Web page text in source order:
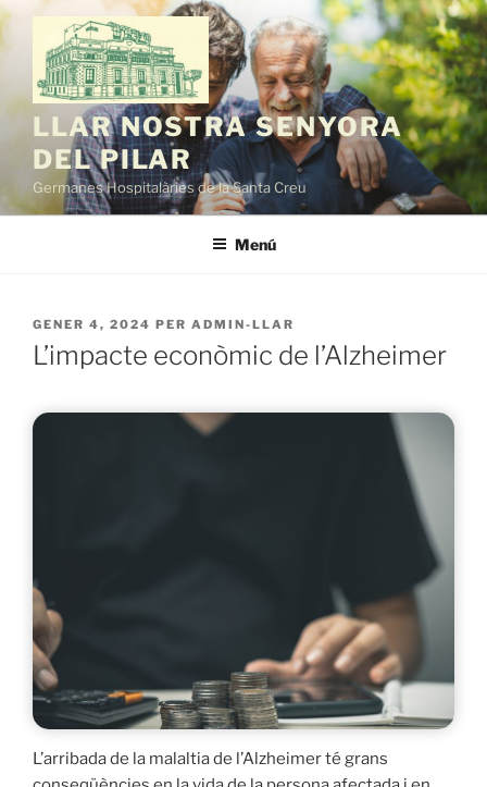
Vés
contingut
LLAR NOSTRA SENYORA
DEL PILAR
Germanes Hospitalàries de la Santa Creu
Menú
PUBLICAT
A
GENER 4, 2024 PER ADMIN-LLAR
L’impacte econòmic de l’Alzheimer
L’arribada de la malaltia de l’Alzheimer té grans